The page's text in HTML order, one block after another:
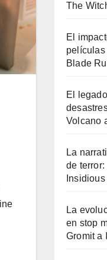
The
El
Blade
El
Volcano
La
de
Insidious
La
en stop
Gromit a